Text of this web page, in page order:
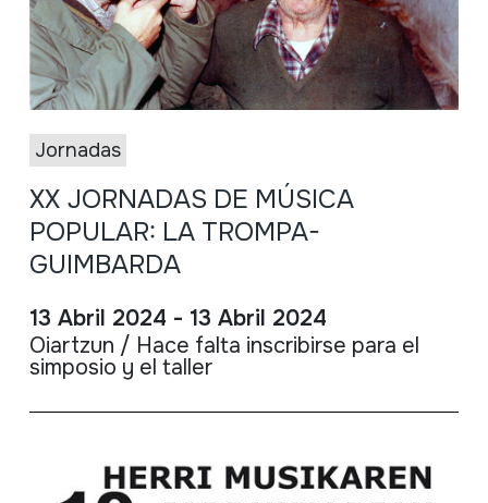
Jornadas
XX JORNADAS DE MÚSICA
POPULAR: LA TROMPA-
GUIMBARDA
13 Abril 2024 - 13 Abril 2024
Oiartzun / Hace falta inscribirse para el
simposio y el taller